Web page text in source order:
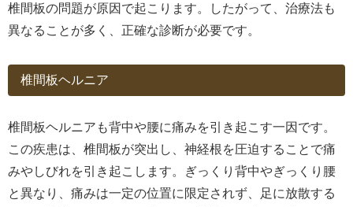
椎間板の問題が原因で起こります。したがって、治療法も
異なることが多く、正確な診断が必要です。
椎間板ヘルニア
椎間板ヘルニアも背中や腰に痛みを引き起こす一因です。
この疾患は、椎間板が突出し、神経根を圧迫することで痛
みやしびれを引き起こします。ぎっくり背中やぎっくり腰
と異なり、痛みは一定の位置に限定されず、足に放散する